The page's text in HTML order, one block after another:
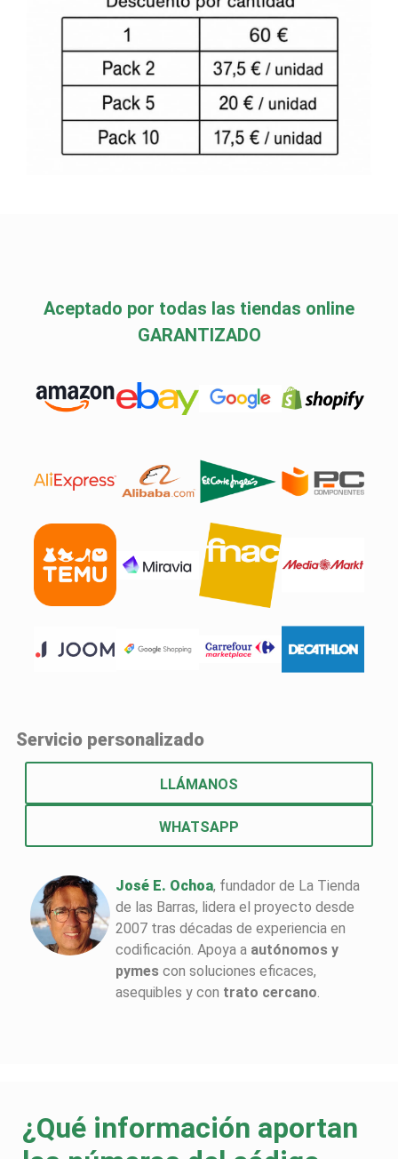
Aceptado por todas las tiendas online
GARANTIZADO
Servicio personalizado​
LLÁMANOS
WHATSAPP
José E. Ochoa, fundador de La Tienda
de las Barras, lidera el proyecto desde
2007 tras décadas de experiencia en
codificación. Apoya a autónomos y
pymescon soluciones eficaces,
asequibles y con trato cercano.
¿Qué información aportan